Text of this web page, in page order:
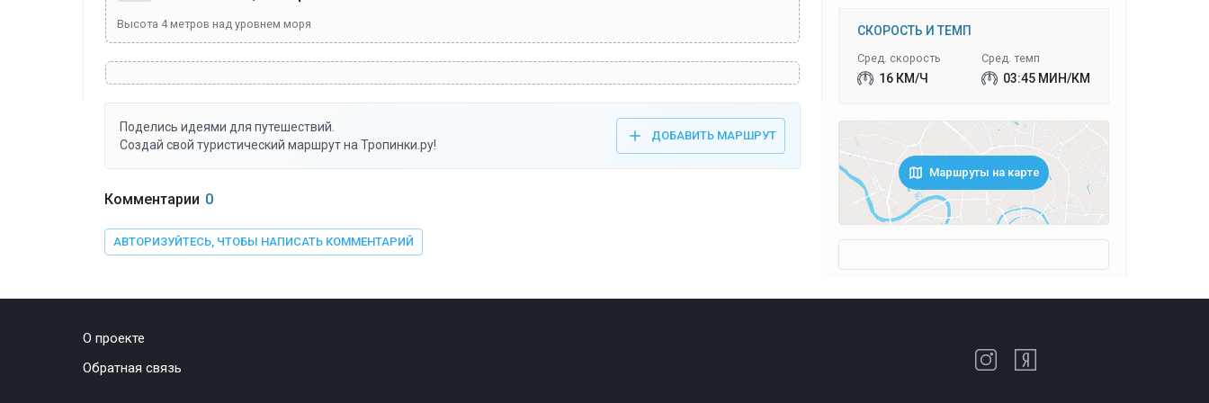
Высота 4метров над уровнем моря
Поделись идеями для путешествий.
Создай свой туристический маршрут на Тропинки.ру!
ДОБАВИТЬ МАРШРУТ
Комментарии 0
АВТОРИЗУЙТЕСЬ, ЧТОБЫ НАПИСАТЬ КОММЕНТАРИЙ
СКОРОСТЬ И ТЕМП
Сред. скорость
16 КМ/Ч
Сред. темп
03:45 МИН/КМ
Маршруты на карте
О проекте
Обратная связь